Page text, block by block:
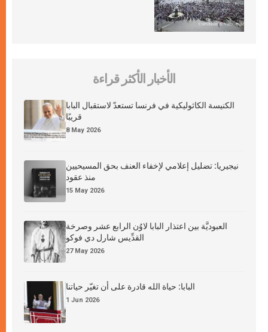
الأخبار الأكثر قراءة
الكنيسة الكاثوليكية في فرنسا تستعدّ لاستقبال البابا
قريبًا
8 May 2026
نيجيريا: تضليل إعلامي لإخفاء العنف بحق المسيحيين
منذ عقود
15 May 2026
العبوديَّة بين اعتذار البابا لاوُن الرابع عشر وصرخة
القدِّيس شارل دي فوكو
27 May 2026
البابا: حياة الله قادرة على أن تغيّر حياتنا
1 Jun 2026